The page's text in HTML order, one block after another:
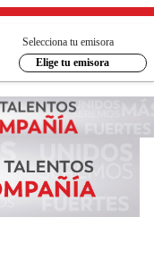
Selecciona tu emisora
Elige tu emisora